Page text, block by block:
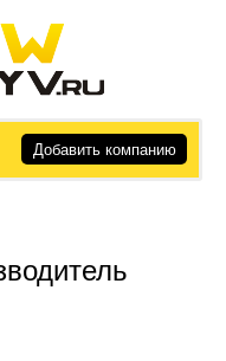
Добавить компанию